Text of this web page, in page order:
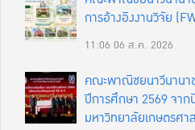
การอ้างอิงงานวิจัย
11:06 06 ส.ค. 2026
คณะพาณิชยนาวีนานา
ปีการศึกษา 2569 จา
มหาวิทยาลัยเกษตรศา